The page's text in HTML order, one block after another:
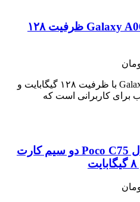
گوشی موبایل سامسونگ Galaxy A06 ظرفیت ۱۲۸
8,000,000 تومان
through
گوشی موبایل سامسونگ Galaxy A06 با ظرفیت ۱۲۸ گیگابایت و
گوشی موبایل شیائومی مدل Poco C75 دو سیم کارت